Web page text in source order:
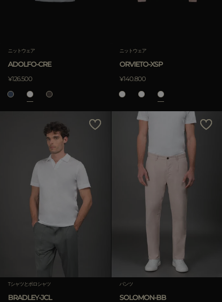
ニットウェア
ADOLFO-CRE
¥126.500
ニットウェア
ORVIETO-XSP
¥140.800
Tシャツとポロシャツ
BRADLEY-JCL
パンツ
SOLOMON-BB